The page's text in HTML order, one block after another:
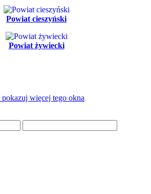
Powiat cieszyński
Powiat żywiecki
więcej tego okna